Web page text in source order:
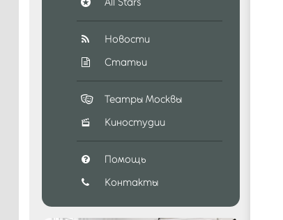
Новости
Статьи
Театры Москвы
Киностудии
Помощь
Контакты